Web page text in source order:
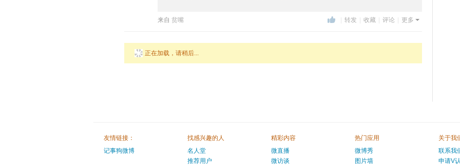
转发 收藏 评论 更多
来自 贫嘴
正在加载，请稍后...
友情链接：
记事狗微博
找感兴趣的人
名人堂
推荐用户
精彩内容
微直播
微访谈
热门应用
微博秀
图片墙
关于我
联系我
申请V